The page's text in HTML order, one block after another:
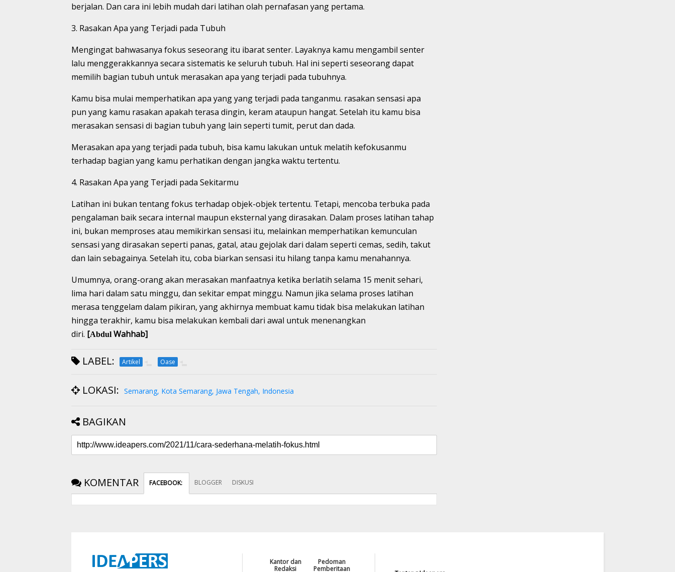
berjalan. Dan cara ini lebih mudah dari latihan olah pernafasan yang pertama.
3. Rasakan Apa yang Terjadi pada Tubuh
Mengingat bahwasanya fokus seseorang itu ibarat senter. Layaknya kamu mengambil senter
lalu menggerakkannya secara sistematis ke seluruh tubuh. Hal ini seperti seseorang dapat
memilih bagian tubuh untuk merasakan apa yang terjadi pada tubuhnya.
Kamu bisa mulai memperhatikan apa yang yang terjadi pada tanganmu. rasakan sensasi apa
pun yang kamu rasakan apakah terasa dingin, keram ataupun hangat. Setelah itu kamu bisa
merasakan sensasi di bagian tubuh yang lain seperti tumit, perut dan dada.
Merasakan apa yang terjadi pada tubuh, bisa kamu lakukan untuk melatih kefokusanmu
terhadap bagian yang kamu perhatikan dengan jangka waktu tertentu.
4. Rasakan Apa yang Terjadi pada Sekitarmu
Latihan ini bukan tentang fokus terhadap objek-objek tertentu. Tetapi, mencoba terbuka pada
pengalaman baik secara internal maupun eksternal yang dirasakan. Dalam proses latihan tahap
ini, bukan memproses atau memikirkan sensasi itu, melainkan memperhatikan kemunculan
sensasi yang dirasakan seperti panas, gatal, atau gejolak dari dalam seperti cemas, sedih, takut
dan lain sebagainya. Setelah itu, coba biarkan sensasi itu hilang tanpa kamu menahannya.
Umumnya, orang-orang akan merasakan manfaatnya ketika berlatih selama 15 menit sehari,
lima hari dalam satu minggu, dan sekitar empat minggu. Namun jika selama proses latihan
merasa tenggelam dalam pikiran, yang akhirnya membuat kamu tidak bisa melakukan latihan
hingga terakhir, kamu bisa melakukan kembali dari awal untuk menenangkan
diri. [Abdul Wahhab]
LABEL: Artikel Oase
LOKASI: Semarang, Kota Semarang, Jawa Tengah, Indonesia
BAGIKAN
KOMENTAR FACEBOOK: BLOGGER DISKUSI
Kantor dan
Redaksi
Pedoman
Pemberitaan